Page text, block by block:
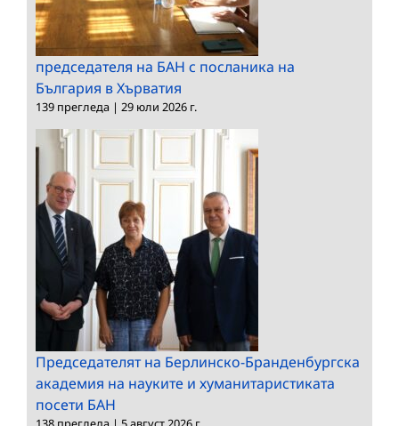
председателя на БАН с посланика на
България в Хърватия
139 прегледа | 29 юли 2026 г.
Председателят на Берлинско-Бранденбургска
академия на науките и хуманитаристиката
посети БАН